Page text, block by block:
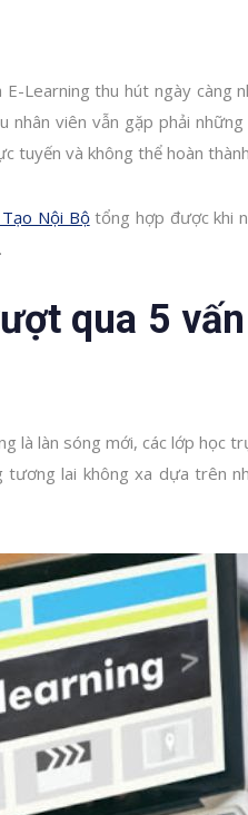
Learning thu hút ngày càng
nhân viên vẫn gặp phải
tuyến và không thể hoàn
Nội Bộtổng hợp được khi
qua 5
là làn sóng mới, các lớp học
lai không xa dựa trên